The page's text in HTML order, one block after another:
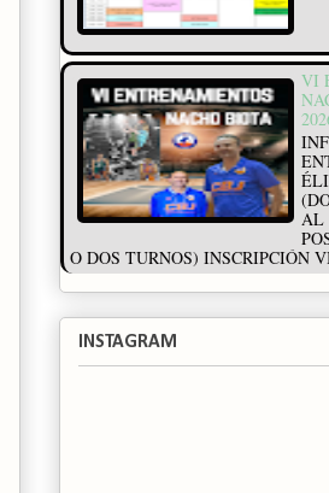
VI
AL
O DOS TURNOS) INSCRIPCIÓN
INSTAGRAM